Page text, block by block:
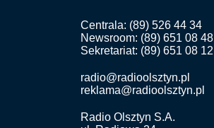
Centrala: (89) 526 44 34
Newsroom: (89) 651 08 48
Sekretariat: (89) 651 08 12
radio@radioolsztyn.pl
reklama@radioolsztyn.pl
Radio Olsztyn S.A.